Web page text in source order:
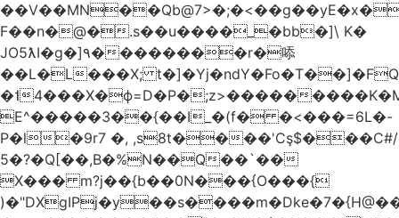
F��n�@�.s��u����_�bb�]\ K�
JO5ƛI�ɡ�]٩��������r�㖭
��L�L���X;
�˦4���X�ϕ=D�P�;z>�����
E^�����3��{��I_�(f� �<���=6L�-
P�l�9r7 �, ,s8t����'Cş$���C#/
5�?�Q[��,B�%N��Q��`��
X��� m?j��{b��0N���{O���{